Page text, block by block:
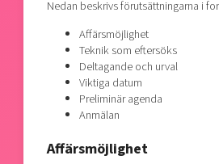
Nedan beskrivs förutsättningarna i
Affärsmöjlighet
Teknik som eftersöks
Deltagande och urval
Viktiga datum
Preliminär agenda
Anmälan
Affärsmöjlighet